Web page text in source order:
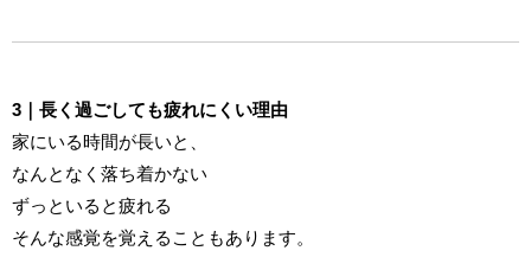
3｜長く過ごしても疲れにくい理由
家にいる時間が長いと、
なんとなく落ち着かない
ずっといると疲れる
そんな感覚を覚えることもあります。